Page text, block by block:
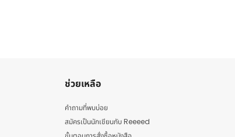
ช่วยเหลือ
คำถามที่พบบ่อย
สมัครเป็นนักเขียนกับ Reeeed